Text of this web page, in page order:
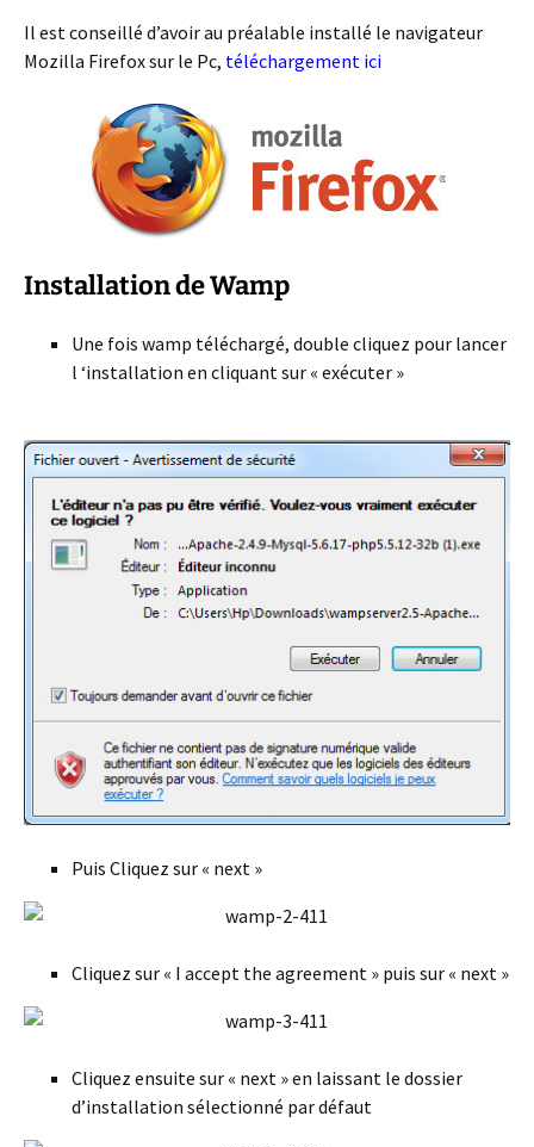
Il est conseillé d’avoir au préalable installé le navigateur
Mozilla Firefox sur le Pc, téléchargement ici
Installation de Wamp
Une fois wamp téléchargé, double cliquez pour lancer
l ‘installation en cliquant sur « exécuter »
Puis Cliquez sur « next »
Cliquez sur « I accept the agreement » puis sur « next »
Cliquez ensuite sur « next » en laissant le dossier
d’installation sélectionné par défaut